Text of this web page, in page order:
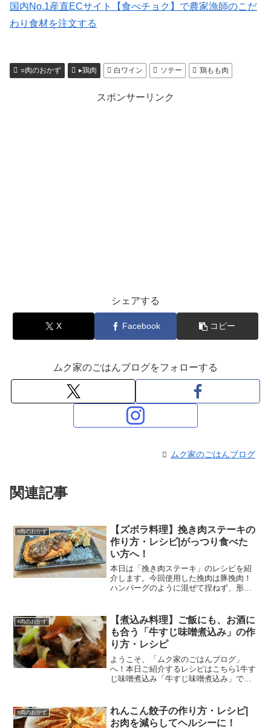
国内No.1産直ECサイト【食べチョク】で農家漁師のこだ
わり食材を注文する
○肉のおかず ▸鶏肉 白ワイン ソテー 鶏もも肉
スポンサーリンク
シェアする
X Facebook コピー
ムク家のごはんブログをフォローする
ムク家のごはんブログ
関連記事
○肉のおかず
【ズボラ料理】挽き肉ステーキの
作り方・レシピ|がっつり食べた
い方へ！
本日は「挽き肉ステーキ」のレシピを紹
介します。今回使用した挽肉は豚挽肉！
ハンバーグのように混ぜて捏ねず、形を
を入れています。是非参考にしていただ
ければ幸いです！
○肉のおかず
【煮込み料理】ご飯にも、お酒に
も合う「牛すじ味噌煮込み」の作
り方・レシピ
ようこそ、「ムク家のごはんブログ」
へ！本日ご紹介するレシピはこちら⤵牛す
じ味噌煮込み「牛すじ味噌煮込み」で
でおいしい料理になります。時間がある
際は是非作ってみてはいかが...
○肉のおかず
れんこん餃子の作り方・レシピ|
お肉を減らしてヘルシーに！